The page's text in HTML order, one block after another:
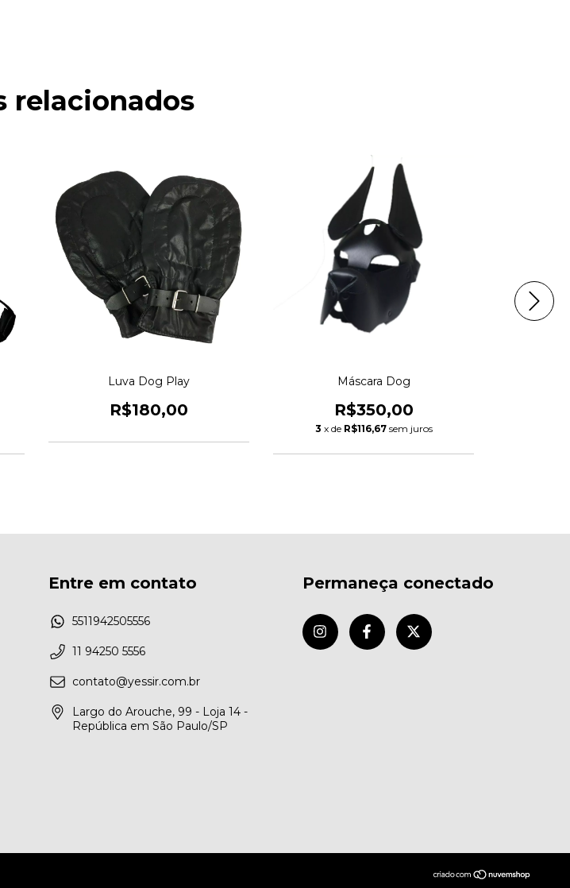
relacionados
Luva Dog Play
R$180,00
Máscara Dog
R$350,00
3 x de R$116,67 sem juros
Entre em contato
5511942505556
11 94250 5556
contato@yessir.com.br
Largo do Arouche, 99 - Loja 14 -
República em São Paulo/SP
Permaneça conectado